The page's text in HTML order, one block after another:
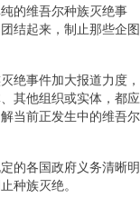
的维吾尔种族灭绝事
结起来，制止那些企图
绝事件加大报道力度，
其他组织或实体，都应
当前正发生中的维吾尔
的各国政府义务清晰明
种族灭绝。